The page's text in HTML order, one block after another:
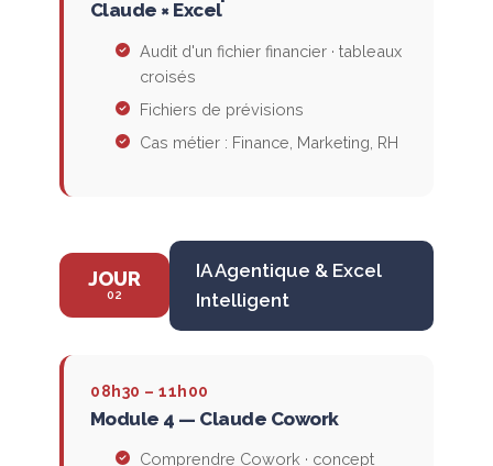
Claude × Excel
Audit d'un fichier financier · tableaux
croisés
Fichiers de prévisions
Cas métier : Finance, Marketing, RH
JOUR
02
IA Agentique & Excel
Intelligent
08h30 – 11h00
Module 4 — Claude Cowork
Comprendre Cowork · concept